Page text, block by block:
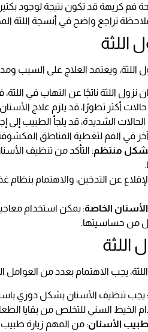
فم كريهة قد تكون نتيجة لوجود
تراجع واضح في أنسجة اللثة
اللثة
ويعتمد العلاج على السبب
نزول اللثة ناتجًا عن التهاب في
حالات أكثر تطورًا، قد يلزم علاج
الشديدة، قد يلجأ الطبيب إلى
في الفم لتغطية المناطق
بشكل منتظم: التأكد من تنظيف
عن التدخين، والاهتمام
الخاصة: يمكن استخدام
من حساسيتها.
اللثة
يجب الاهتمام بعدد من العوامل
: يجب تنظيف الأسنان بشكل دوري
الخيط السني للتخلص من بقايا
الأسنان: من المهم زيارة